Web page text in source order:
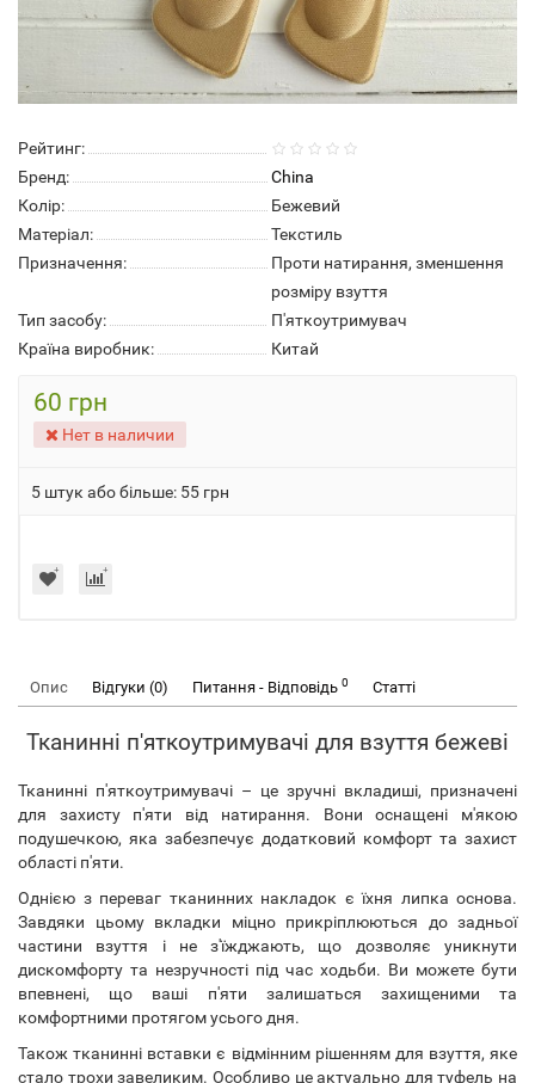
Рейтинг:
Бренд:
China
Колір:
Бежевий
Матеріал:
Текстиль
Призначення:
Проти натирання, зменшення
розміру взуття
Тип засобу:
П'яткоутримувач
Країна виробник:
Китай
60 грн
Нет в наличии
5 штук або більше: 55 грн
Опис Відгуки (0) Питання - Відповідь 0 Статті
Тканинні п'яткоутримувачі для взуття бежеві
Тканинні п'яткоутримувачі – це зручні вкладиші, призначені
для захисту п'яти від натирання. Вони оснащені м'якою
подушечкою, яка забезпечує додатковий комфорт та захист
області п'яти.
Однією з переваг тканинних накладок є їхня липка основа.
Завдяки цьому вкладки міцно прикріплюються до задньої
частини взуття і не з'їжджають, що дозволяє уникнути
дискомфорту та незручності під час ходьби. Ви можете бути
впевнені, що ваші п'яти залишаться захищеними та
комфортними протягом усього дня.
Також тканинні вставки є відмінним рішенням для взуття, яке
стало трохи завеликим. Особливо це актуально для туфель на